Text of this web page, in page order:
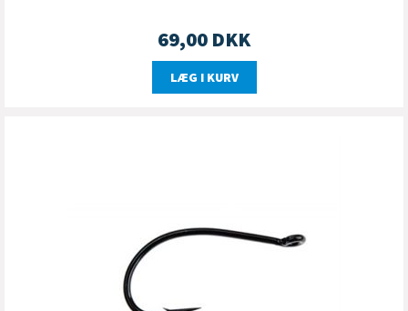
69,00 DKK
LÆG I KURV